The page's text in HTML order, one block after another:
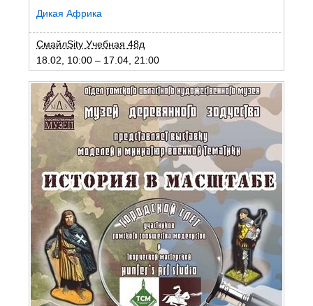
Дикая Африка
СмайлSity Учебная 48д
18.02, 10:00 – 17.04, 21:00